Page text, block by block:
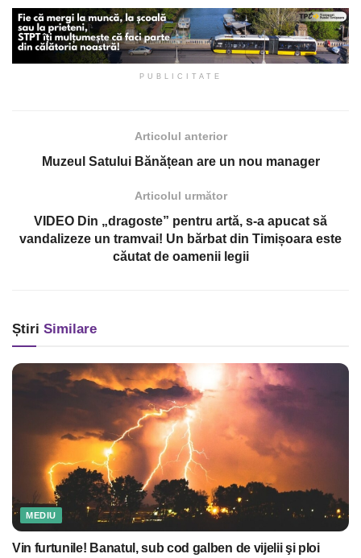
PUBLICITATE
Articolul anterior
Muzeul Satului Bănățean are un nou manager
Articolul următor
VIDEO Din „dragoste” pentru artă, s-a apucat să
vandalizeze un tramvai! Un bărbat din Timișoara este
căutat de oamenii legii
Știri Similare
MEDIU
Vin furtunile! Banatul, sub cod galben de vijelii şi ploi